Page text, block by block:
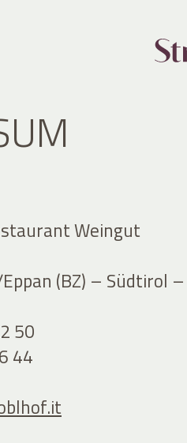
Weingut
(BZ) – Südtirol
50
44